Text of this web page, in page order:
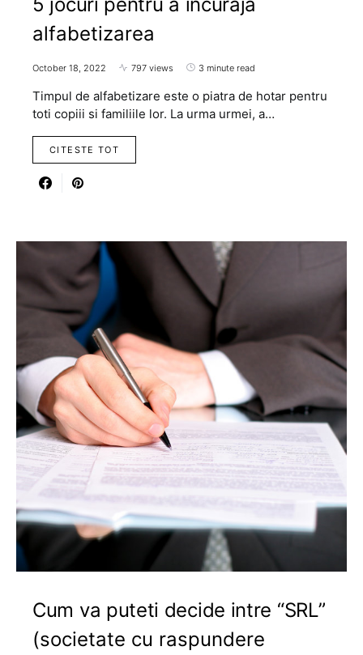
alfabetizarea
October 18, 2022 797 views 3 minute read
Timpul de alfabetizare este o piatra de hotar pentru
toti copiii si familiile lor. La urma urmei, a…
CITESTE TOT
Cum va puteti decide intre “SRL”
(societate cu raspundere